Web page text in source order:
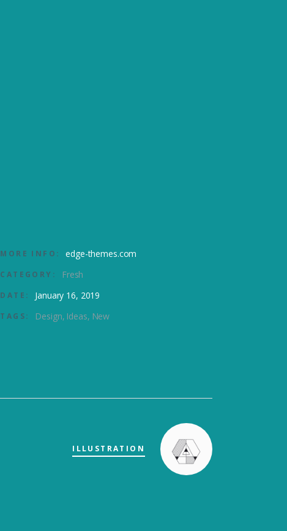
MORE INFO: edge-themes.com
CATEGORY: Fresh
DATE: January 16, 2019
TAGS: Design Ideas New
ILLUSTRATION